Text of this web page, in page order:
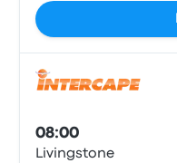
Zambia side at
Department of
Border Post, T1
08:00
Livingstone